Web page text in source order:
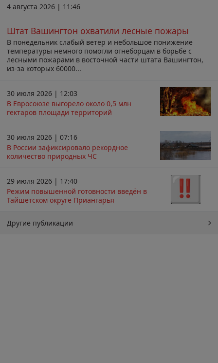
4 августа 2026 | 11:46
Штат Вашингтон охватили лесные пожары
В понедельник слабый ветер и небольшое понижение
температуры немного помогли огнеборцам в борьбе с
лесными пожарами в восточной части штата Вашингтон,
из-за которых 60000...
30 июля 2026 | 12:03
В Евросоюзе выгорело около 0,5 млн
гектаров площади территорий
30 июля 2026 | 07:16
В России зафиксировало рекордное
количество природных ЧС
29 июля 2026 | 17:40
Режим повышенной готовности введён в
Тайшетском округе Приангарья
Другие публикации